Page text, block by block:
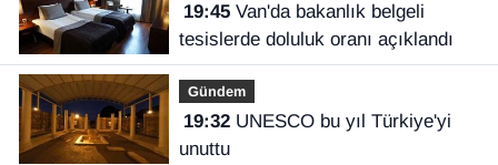
19:45Van'da bakanlık belgeli
tesislerde doluluk oranı açıklandı
Gündem
19:32UNESCO bu yıl Türkiye'yi
unuttu